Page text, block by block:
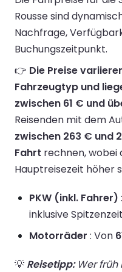
Rousse sind
Nachfrage,
Buchungszeitpunkt.
👉 Die Preise
Fahrzeugtyp und
zwischen 61 € und
Reisenden mit dem
zwischen 263 € und
Fahrt rechnen, wobei
Hauptreisezeit höher
PKW (inkl. Fahrer)
inklusive
Motorräder : Von
💡 Reisetipp:Wer früh